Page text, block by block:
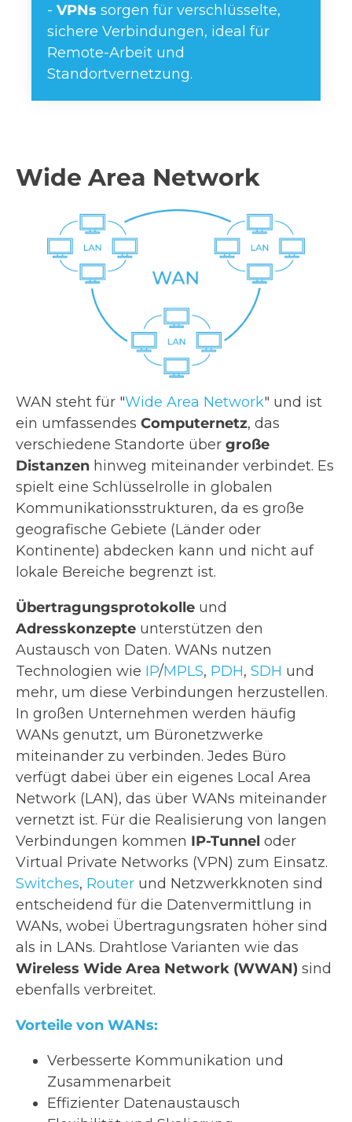
- VPNs sorgen für verschlüsselte,
sichere Verbindungen, ideal für
Remote-Arbeit und
Standortvernetzung.
Wide Area Network
WAN steht für "Wide Area Network" und ist
ein umfassendes Computernetz, das
verschiedene Standorte über große
Distanzen hinweg miteinander verbindet. Es
spielt eine Schlüsselrolle in globalen
Kommunikationsstrukturen, da es große
geografische Gebiete (Länder oder
Kontinente) abdecken kann und nicht auf
lokale Bereiche begrenzt ist.
Übertragungsprotokolle und
Adresskonzepte unterstützen den
Austausch von Daten. WANs nutzen
Technologien wie IP/MPLS, PDH, SDH und
mehr, um diese Verbindungen herzustellen.
In großen Unternehmen werden häufig
WANs genutzt, um Büronetzwerke
miteinander zu verbinden. Jedes Büro
verfügt dabei über ein eigenes Local Area
Network (LAN), das über WANs miteinander
vernetzt ist. Für die Realisierung von langen
Verbindungen kommen IP-Tunnel oder
Virtual Private Networks (VPN) zum Einsatz.
Switches, Router und Netzwerkknoten sind
entscheidend für die Datenvermittlung in
WANs, wobei Übertragungsraten höher sind
als in LANs. Drahtlose Varianten wie das
Wireless Wide Area Network (WWAN) sind
ebenfalls verbreitet.
Vorteile von WANs:
Verbesserte Kommunikation und
Zusammenarbeit
Effizienter Datenaustausch